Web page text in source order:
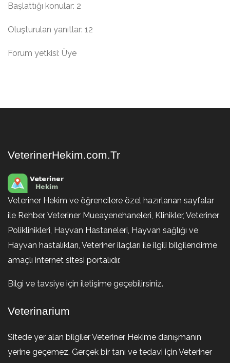
Başlattığı konular: 2
Oluşturulan yanıtlar: 12
Forum yetkisi: Üye
VeterinerHekim.com.Tr
Veteriner Hekim ve öğrencilere özel hazırlanan sayfalar
ile Rehber, Veteriner Mueayenehaneleri, Klinikler, Veteriner
Poliklinikleri, Hayvan Hastaneleri, Hayvan sağlığı ve
Hayvan hastalıkları, Veteriner ilaçları ile ilgili bilgilendirme
amaçlı internet sitesi portalıdır.
Bilgi ve tavsiye için iletişime geçebilirsiniz.
Veterinarium
Sitede yer alan bilgiler Veteriner Hekime danışmanın
yerine geçemez. Gerçek bir tanı ve tedavi için Veteriner